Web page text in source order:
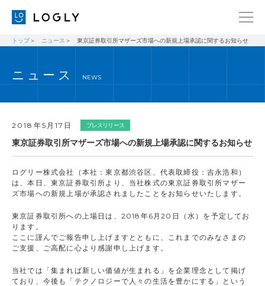
経営理念
ブログ
事業内容
IR
お問い合わせ
トップ ニュース 東京証券取引所マザーズ市場への新規上場承認に関するお知らせ
ニュース NEWS
2018年5月17日 プレスリリース
東京証券取引所マザーズ市場への新規上場承認に関するお知らせ
ログリー株式会社（本社：東京都渋谷区、代表取締役：吉永浩和）
は、本日、東京証券取引所より、当社株式の東京証券取引所マザー
ズ市場への新規上場が承認されましたことをお知らせいたします。
東京証券取引所への上場日は、2018年6月20日（水）を予定してお
ります。
ここに謹んでご報告申し上げますとともに、これまでのみなさまの
ご支援、ご高配に心より感謝申し上げます。
当社では「集まれば新しい価値が生まれる」を企業理念として掲げ
ており、今後も「テクノロジーで人々の生活を豊かにする」という